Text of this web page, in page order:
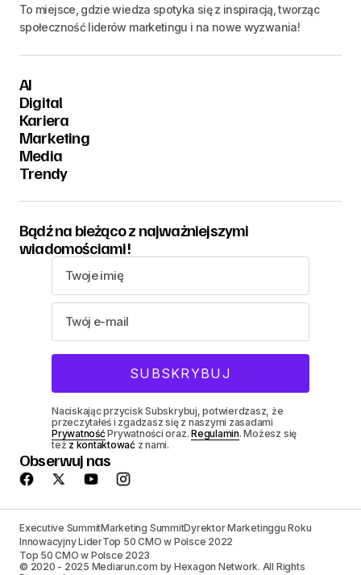
To miejsce, gdzie wiedza spotyka się z inspiracją, tworząc
społeczność liderów marketingu i na nowe wyzwania!
AI
Digital
Kariera
Marketing
Media
Trendy
Bądź na bieżąco z najważniejszymi
wiadomościami!
Naciskając przycisk Subskrybuj, potwierdzasz, że
przeczytałeś i zgadzasz się z naszymi zasadami
PrywatnośćPrywatności oraz.Regulamin. Możesz się
też z kontaktowaćz nami.
Obserwuj nas
Executive SummitMarketing SummitDyrektor Marketinggu Roku
Innowacyjny LiderTop 50 CMO w Polsce 2022
Top 50 CMO w Polsce 2023
© 2020 - 2025 Mediarun.com by Hexagon Network. All Rights